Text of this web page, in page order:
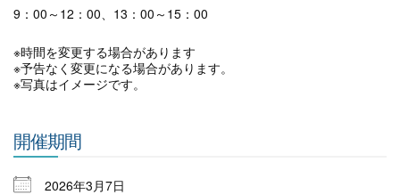
9：00～12：00、13：00～15：00
※時間を変更する場合があります
※予告なく変更になる場合があります。
※写真はイメージです。
開催期間
2026年3月7日